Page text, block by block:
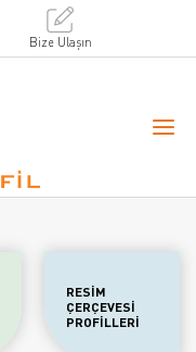
Bize Ulaşın
RESİM
ÇERÇEVESİ
PROFİLLERİ